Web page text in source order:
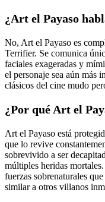
¿Art el Payaso
No, Art el Payaso es
Terrifier. Se comunica
faciales exageradas y
el personaje sea aún más
clásicos del cine mudo
¿Por qué Art el
Art el Payaso está
que lo revive
sobrevivido a ser
múltiples heridas
fuerzas sobrenaturales
similar a otros villanos